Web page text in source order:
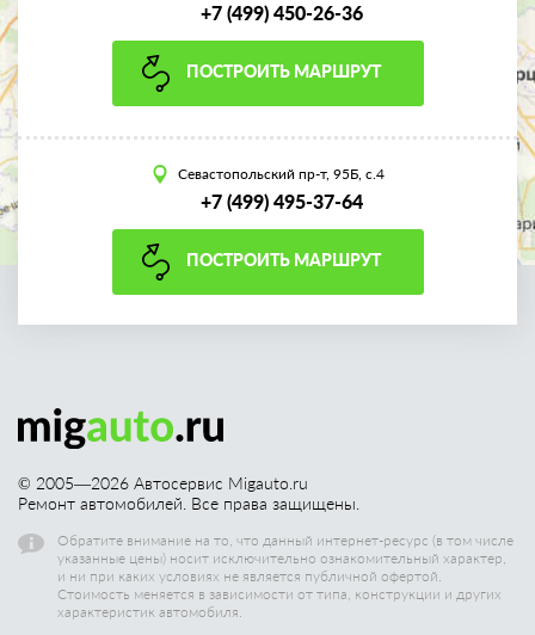
+7 (499) 450-26-36
ПОСТРОИТЬ МАРШРУТ
Севастопольский пр-т, 95Б, с.4
+7 (499) 495-37-64
ПОСТРОИТЬ МАРШРУТ
© 2005—2026 Автосервис Migauto.ru
Ремонт автомобилей. Все права защищены.
Обратите внимание на то, что данный интернет-ресурс (в том числе
указанные цены) носит исключительно ознакомительный характер,
и ни при каких условиях не является публичной офертой.
Стоимость меняется в зависимости от типа, конструкции и других
характеристик автомобиля.